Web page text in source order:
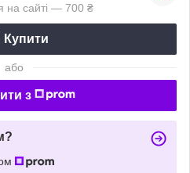
на сайті — 700 ₴
Купити
або
з